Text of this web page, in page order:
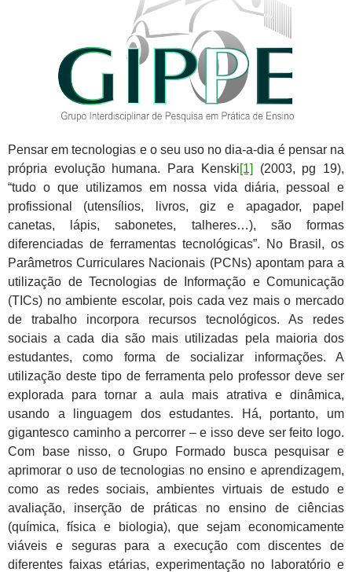
Pensar em tecnologias e o seu uso no dia-a-dia é pensar na
própria evolução humana. Para Kenski[1]
(2003, pg 19),
“tudo o que utilizamos em nossa vida diária, pessoal e
profissional (utensílios, livros, giz e apagador, papel
canetas, lápis, sabonetes, talheres…), são formas
diferenciadas de ferramentas tecnológicas”. No Brasil, os
Parâmetros Curriculares Nacionais (PCNs) apontam para a
utilização de Tecnologias de Informação e Comunicação
(TICs) no ambiente escolar, pois cada vez mais o mercado
de trabalho incorpora recursos tecnológicos. As redes
sociais a cada dia são mais utilizadas pela maioria dos
estudantes, como forma de socializar informações. A
utilização deste tipo de ferramenta pelo professor deve ser
explorada para tornar a aula mais atrativa e dinâmica,
usando a linguagem dos estudantes. Há, portanto, um
gigantesco caminho a percorrer – e isso deve ser feito logo.
Com base nisso, o Grupo Formado busca pesquisar e
aprimorar o uso de tecnologias no ensino e aprendizagem,
como as redes sociais, ambientes virtuais de estudo e
avaliação, inserção de práticas no ensino de ciências
(química, física e biologia), que sejam economicamente
viáveis e seguras para a execução com discentes de
diferentes faixas etárias, experimentação no laboratório e